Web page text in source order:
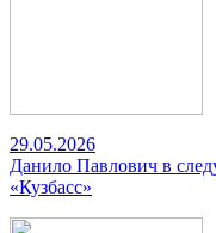
29.05.2026
Данило Павлович в
«Кузбасс»